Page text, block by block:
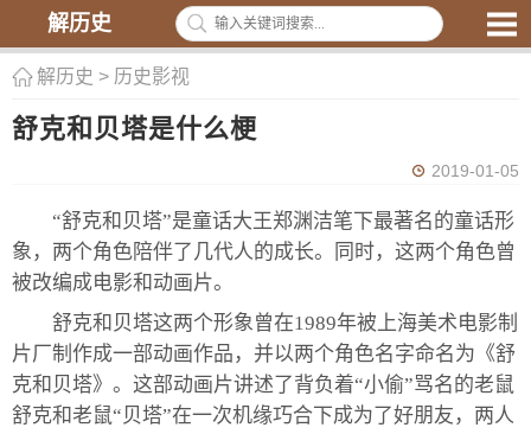
解历史
解历史 > 历史影视
舒克和贝塔是什么梗
2019-01-05
“舒克和贝塔”是童话大王郑渊洁笔下最著名的童话形
象，两个角色陪伴了几代人的成长。同时，这两个角色曾
被改编成电影和动画片。
舒克和贝塔这两个形象曾在1989年被上海美术电影制
片厂制作成一部动画作品，并以两个角色名字命名为《舒
克和贝塔》。这部动画片讲述了背负着“小偷”骂名的老鼠
舒克和老鼠“贝塔”在一次机缘巧合下成为了好朋友，两人